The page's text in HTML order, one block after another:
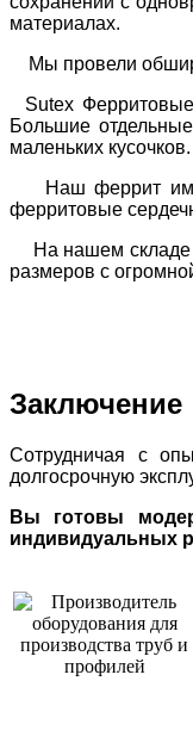
материалах.
Мы провели
Sutex
Большие
маленьких кусочков.
Наш феррит
ферритовые
На нашем складе
размеров с
Заключение
Сотрудничая с
долгосрочную
Вы готовы
индивидуальных